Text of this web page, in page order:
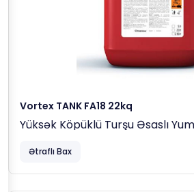
Vortex TANK FA18 22kq
Yüksək Köpüklü Turşu Əsaslı
Ətraflı Bax